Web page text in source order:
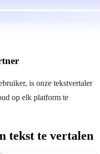
is onze tekstvertaler
op elk platform te
tekst te vertalen